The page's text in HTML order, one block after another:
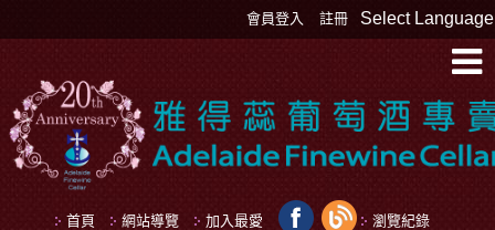
Select Language
會員登入 註冊
首頁 網站導覽 加入最愛 瀏覽紀錄